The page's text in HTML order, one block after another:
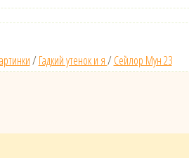
/ Гадкий утенок и я/ Сейлор Мун 23